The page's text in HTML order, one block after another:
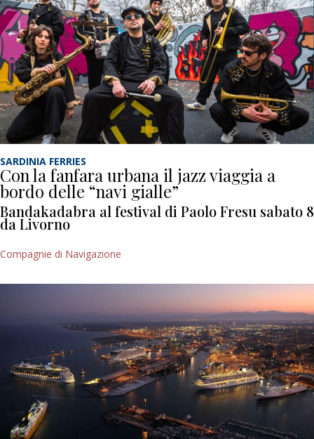
SARDINIA FERRIES
Con la fanfara urbana il jazz viaggia a
bordo delle “navi gialle”
Bandakadabra al festival di Paolo Fresu sabato 8
da Livorno
Compagnie di Navigazione